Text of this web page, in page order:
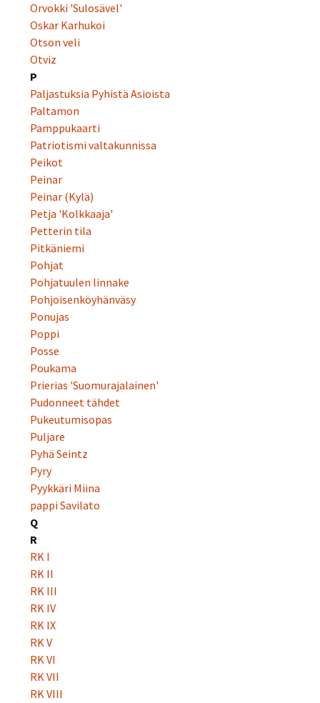
Orvokki 'Sulosävel'
Oskar Karhukoi
Otson veli
Otviz
P
Paljastuksia Pyhistä Asioista
Paltamon
Pamppukaarti
Patriotismi valtakunnissa
Peikot
Peinar
Peinar (Kylä)
Petja 'Kolkkaaja'
Petterin tila
Pitkäniemi
Pohjat
Pohjatuulen linnake
Pohjoisenköyhänväsy
Ponujas
Poppi
Posse
Poukama
Prierias 'Suomurajalainen'
Pudonneet tähdet
Pukeutumisopas
Puljare
Pyhä Seintz
Pyry
Pyykkäri Miina
pappi Savilato
Q
R
RK I
RK II
RK III
RK IV
RK IX
RK V
RK VI
RK VII
RK VIII